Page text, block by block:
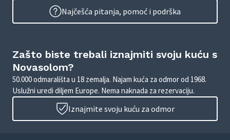
Najčešća pitanja, pomoć i podrška
Zašto biste trebali iznajmiti svoju kuću s
Novasolom?
50.000 odmarališta u 18 zemalja. Najam kuća za odmor od 1968.
Uslužni uredi diljem Europe. Nema naknada za rezervaciju.
Iznajmite svoju kuću za odmor